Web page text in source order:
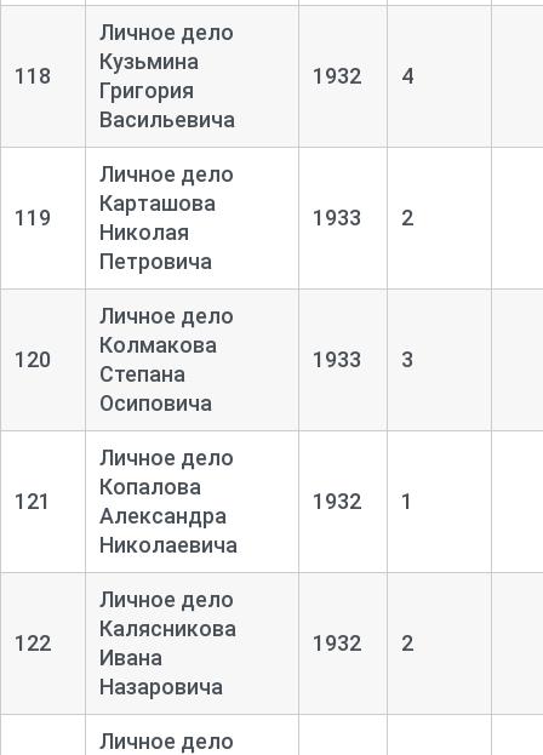
118
Личное дело
Кузьмина
Григория
Васильевича
1932 4
119
Личное дело
Карташова
Николая
Петровича
1933 2
120
Личное дело
Колмакова
Степана
Осиповича
1933 3
121
Личное дело
Копалова
Александра
Николаевича
1932 1
122
Личное дело
Калясникова
Ивана
Назаровича
1932 2
Личное дело